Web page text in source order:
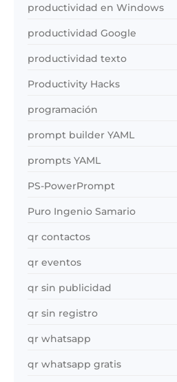
productividad en Windows
productividad Google
productividad texto
Productivity Hacks
programación
prompt builder YAML
prompts YAML
PS-PowerPrompt
Puro Ingenio Samario
qr contactos
qr eventos
qr sin publicidad
qr sin registro
qr whatsapp
qr whatsapp gratis